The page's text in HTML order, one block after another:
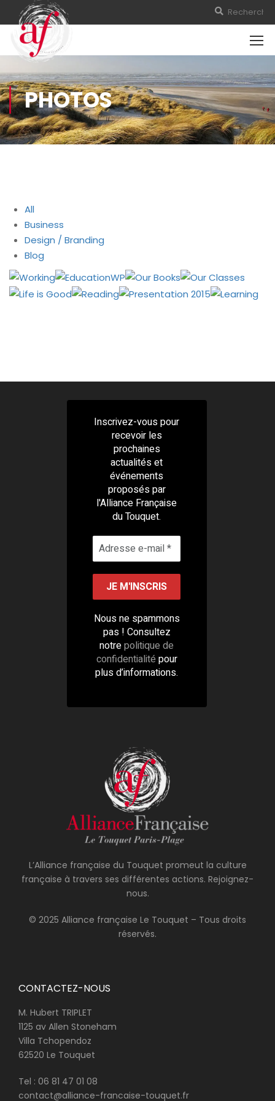
PHOTOS
All
Business
Design / Branding
Blog
Inscrivez-vous pour
recevoir les
prochaines
actualités et
événements
proposés par
l'Alliance Française
du Touquet.
Nous ne spammons
pas ! Consultez
notrepolitique de
confidentialité pour
plus d’informations.
L’Alliance française du Touquet promeut la culture
française à travers ses différentes actions. Rejoignez-
nous.
© 2025 Alliance française Le Touquet – Tous droits
réservés.
CONTACTEZ-NOUS
M. Hubert TRIPLET
1125 av Allen Stoneham
Villa Tchopendoz
62520 Le Touquet
Tel : 06 81 47 01 08
contact@alliance-francaise-touquet.fr